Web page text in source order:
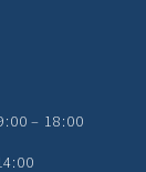
– 18:00